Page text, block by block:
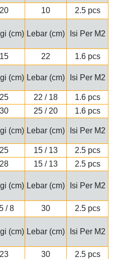
20 10
2.5 pcs
(cm) Lebar (cm) Isi Per M2
15 22
1.6 pcs
(cm) Lebar (cm) Isi Per M2
25 22 / 18
1.6 pcs
30 25 / 20
1.6 pcs
(cm) Lebar (cm) Isi Per M2
25 15 / 13
2.5 pcs
28 15 / 13
2.5 pcs
(cm) Lebar (cm) Isi Per M2
/ 8 30
2.5 pcs
(cm) Lebar (cm) Isi Per M2
23 30 2.5 pcs